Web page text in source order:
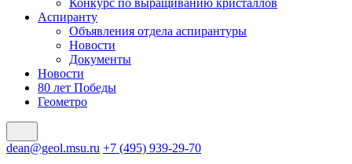
Конкурс по выращиванию кристаллов
Аспиранту
Объявления отдела аспирантуры
Новости
Документы
Новости
80 лет Победы
Геометро
dean@geol.msu.ru +7 (495) 939-29-70